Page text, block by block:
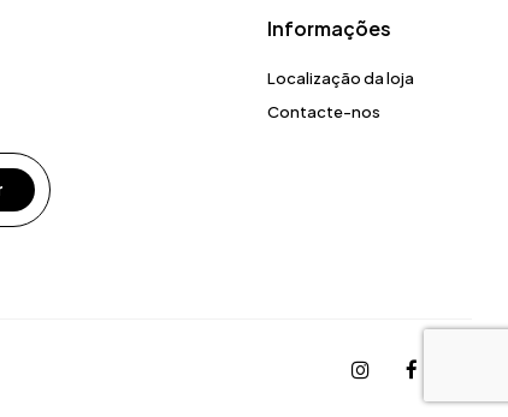
Informações
Localização da loja
Contacte-nos